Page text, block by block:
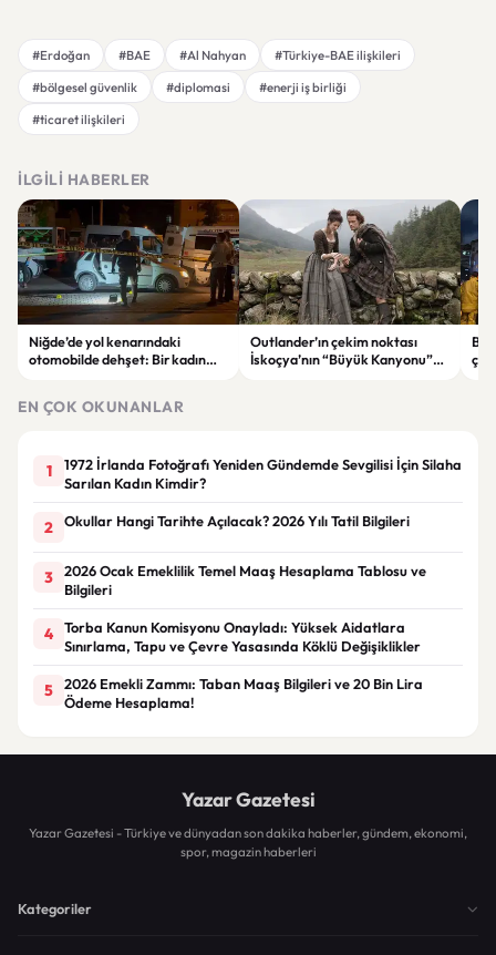
#Erdoğan #BAE #Al Nahyan
#Türkiye-BAE ilişkileri
#bölgesel güvenlik
#diplomasi
#enerji iş birliği
#ticaret ilişkileri
İLGILI HABERLER
Niğde’de yol kenarındaki
otomobilde dehşet: Bir kadın
Outlander’ın çekim noktası
İskoçya’nın “Büyük Kanyonu”
EN ÇOK OKUNANLAR
1
1972 İrlanda Fotoğrafı Yeniden Gündemde Sevgilisi İçin Silaha
Sarılan Kadın Kimdir?
2 Okullar Hangi Tarihte Açılacak? 2026 Yılı Tatil Bilgileri
3
2026 Ocak Emeklilik Temel Maaş Hesaplama Tablosu ve
Bilgileri
4
Torba Kanun Komisyonu Onayladı: Yüksek Aidatlara
Sınırlama, Tapu ve Çevre Yasasında Köklü Değişiklikler
5
2026 Emekli Zammı: Taban Maaş Bilgileri ve 20 Bin Lira
Ödeme Hesaplama!
Yazar Gazetesi
Yazar Gazetesi - Türkiye ve dünyadan son dakika haberler, gündem, ekonomi,
spor, magazin haberleri
Kategoriler